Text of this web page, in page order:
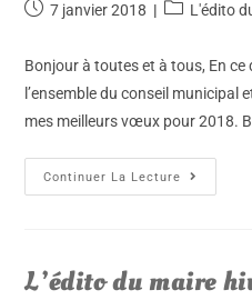
7 janvier 2018 L'édito
Bonjour à toutes et à tous, En ce
l’ensemble du conseil municipal
mes meilleurs vœux pour 2018.
Continuer La Lecture
L’édito du maire